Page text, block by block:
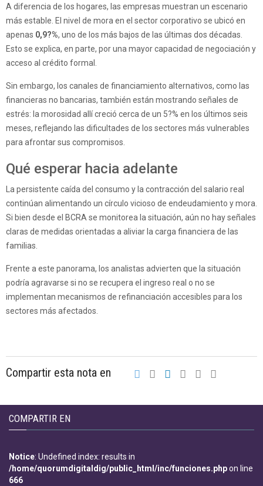
A diferencia de los hogares, las empresas muestran un escenario
más estable. El nivel de mora en el sector corporativo se ubicó en
apenas 0,9?%, uno de los más bajos de las últimas dos décadas.
Esto se explica, en parte, por una mayor capacidad de negociación y
acceso al crédito formal.
Sin embargo, los canales de financiamiento alternativos, como las
financieras no bancarias, también están mostrando señales de
estrés: la morosidad allí creció cerca de un 5?% en los últimos seis
meses, reflejando las dificultades de los sectores más vulnerables
para afrontar sus compromisos.
Qué esperar hacia adelante
La persistente caída del consumo y la contracción del salario real
continúan alimentando un círculo vicioso de endeudamiento y mora.
Si bien desde el BCRA se monitorea la situación, aún no hay señales
claras de medidas orientadas a aliviar la carga financiera de las
familias.
Frente a este panorama, los analistas advierten que la situación
podría agravarse si no se recupera el ingreso real o no se
implementan mecanismos de refinanciación accesibles para los
sectores más afectados.
Compartir esta nota en
COMPARTIR EN
Notice: Undefined index: results in
/home/quorumdigitaldig/public_html/inc/funciones.phpon line
666